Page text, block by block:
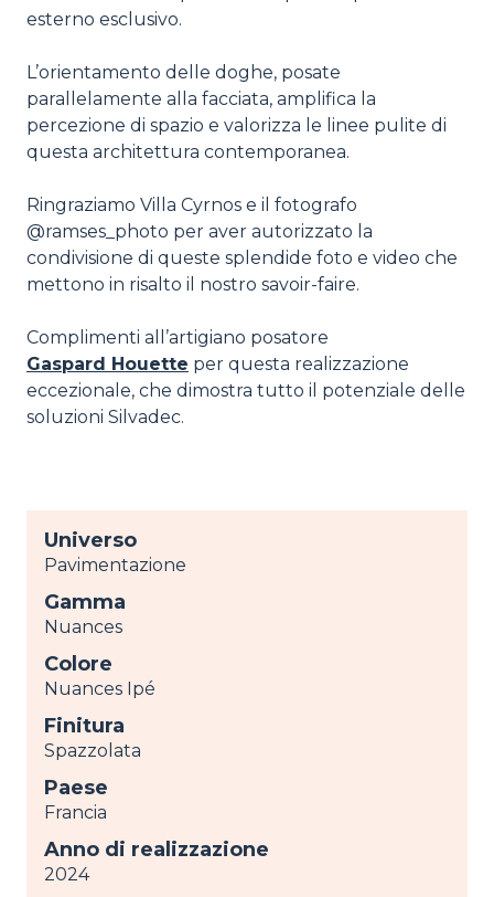
esterno esclusivo.
L’orientamento delle doghe, posate
parallelamente alla facciata, amplifica la
percezione di spazio e valorizza le linee pulite di
questa architettura contemporanea.
Ringraziamo Villa Cyrnos e il fotografo
@ramses_photo per aver autorizzato la
condivisione di queste splendide foto e video che
mettono in risalto il nostro savoir-faire.
Complimenti all’artigiano posatore
Gaspard Houette per questa realizzazione
eccezionale, che dimostra tutto il potenziale delle
soluzioni Silvadec.
Universo
Pavimentazione
Gamma
Nuances
Colore
Nuances Ipé
Finitura
Spazzolata
Paese
Francia
Anno di realizzazione
2024